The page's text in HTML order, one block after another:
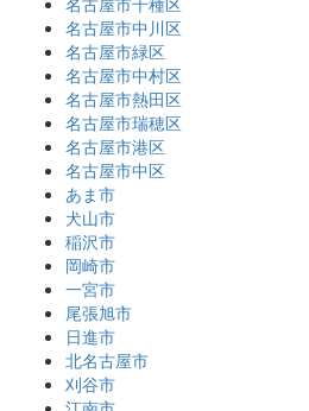
名古屋市中川区
名古屋市緑区
名古屋市中村区
名古屋市熱田区
名古屋市瑞穂区
名古屋市港区
名古屋市中区
あま市
犬山市
稲沢市
岡崎市
一宮市
尾張旭市
日進市
北名古屋市
刈谷市